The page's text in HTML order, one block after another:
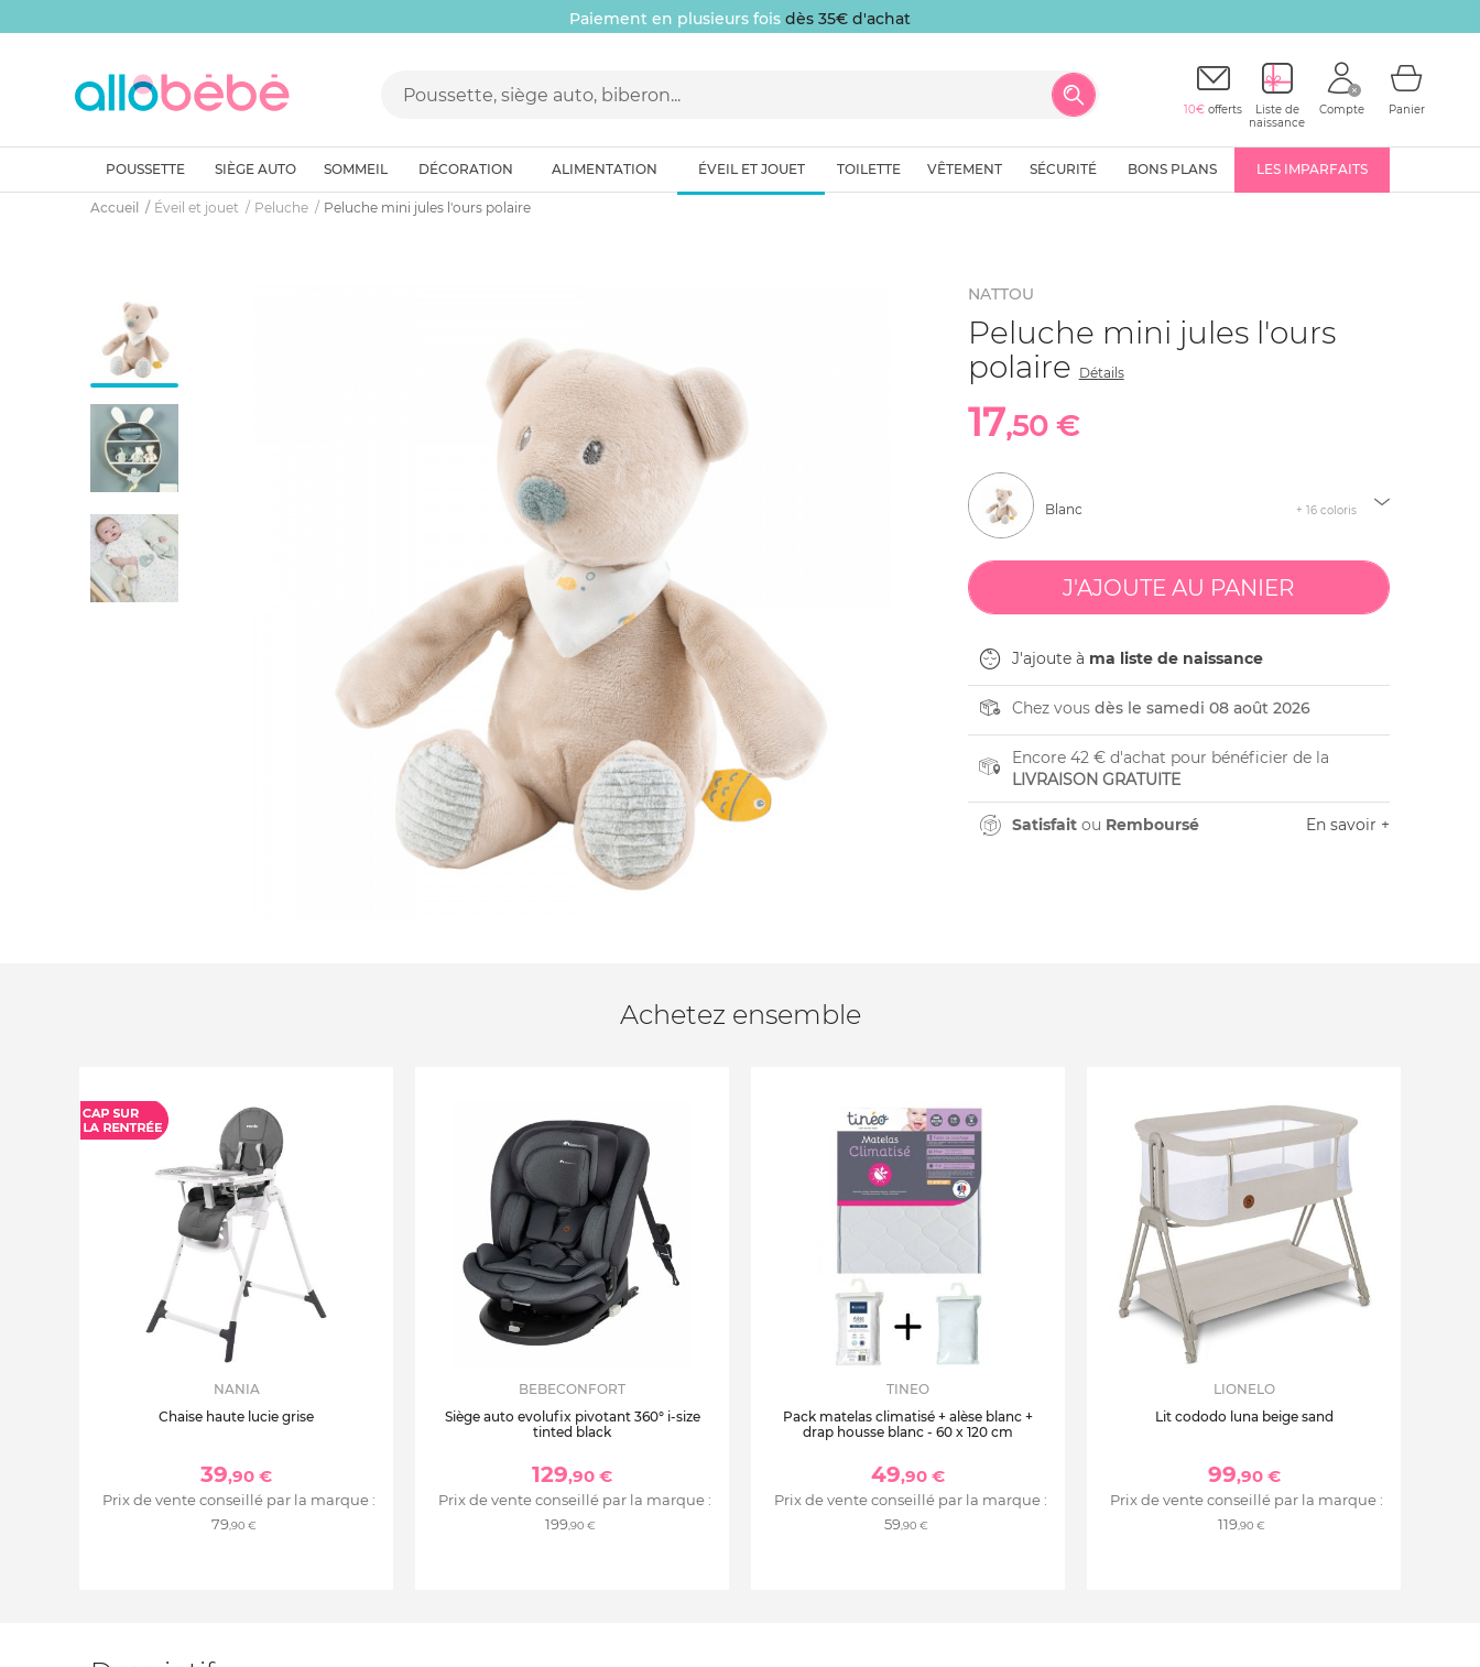
Paiement en plusieurs fois dès 35€ d'achat
10€ offerts
Liste de
naissance
Compte Panier
POUSSETTE SIÈGE AUTO SOMMEIL DÉCORATION ALIMENTATION ÉVEIL ET JOUET TOILETTE VÊTEMENT SÉCURITÉ BONS PLANS LES IMPARFAITS
Accueil Éveil et jouet Peluche Peluche mini jules l'ours polaire
NATTOU
Peluche mini jules l'ours
polaire Détails
17,50 €
Blanc + 16 coloris
J'ajoute à ma liste de naissance
Chez vous dès le samedi 08 août 2026
Encore 42 € d'achat pour bénéficier de la
LIVRAISON GRATUITE
Satisfaitou Remboursé En savoir +
Achetez ensemble
NANIA
Chaise haute lucie grise
39,90 €
Prix de vente conseillé par la marque :
79,90 €
BEBECONFORT
Siège auto evolufix pivotant 360° i-size
tinted black
129,90 €
Prix de vente conseillé par la marque :
199,90 €
TINEO
Pack matelas climatisé + alèse blanc +
drap housse blanc - 60 x 120 cm
49,90 €
Prix de vente conseillé par la marque :
59,90 €
LIONELO
Lit cododo luna beige sand
99,90 €
Prix de vente conseillé par la marque :
119,90 €